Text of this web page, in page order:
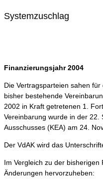
Systemzuschlag
Finanzierungsjahr 2004
Die Vertragsparteien sahen
bisher bestehende
2002 in Kraft getretenen 1.
Vereinbarung wurde in der 22.
Ausschusses (KEA) am 24.
Der VdAK wird das
Im Vergleich zu der
Änderungen hervorzuheben: